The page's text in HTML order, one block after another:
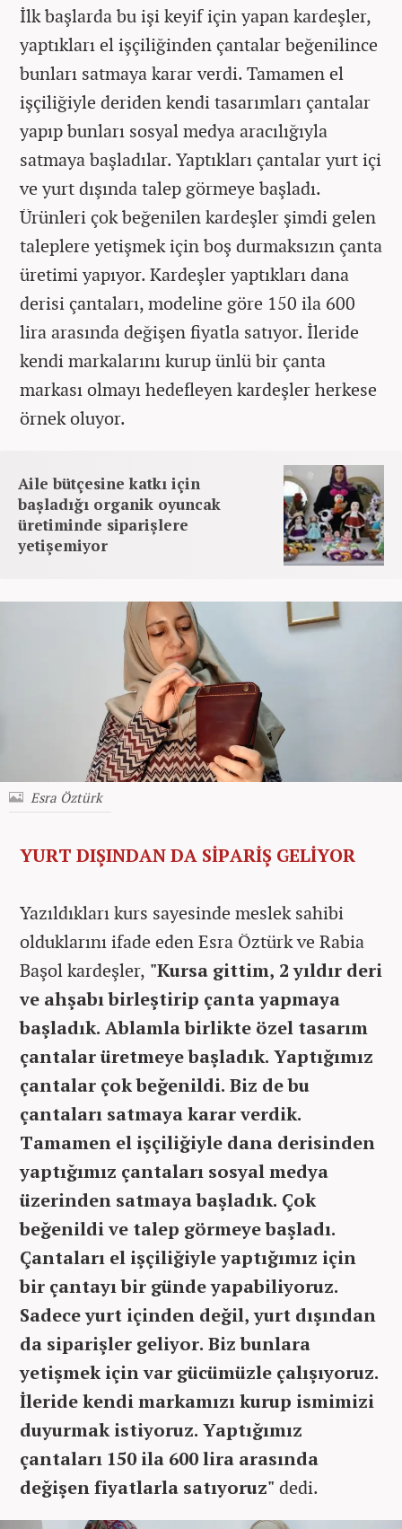
İlk başlarda bu işi keyif için yapan kardeşler,
yaptıkları el işçiliğinden çantalar beğenilince
bunları satmaya karar verdi. Tamamen el
işçiliğiyle deriden kendi tasarımları çantalar
yapıp bunları sosyal medya aracılığıyla
satmaya başladılar. Yaptıkları çantalar yurt içi
ve yurt dışında talep görmeye başladı.
Ürünleri çok beğenilen kardeşler şimdi gelen
taleplere yetişmek için boş durmaksızın çanta
üretimi yapıyor. Kardeşler yaptıkları dana
derisi çantaları, modeline göre 150 ila 600
lira arasında değişen fiyatla satıyor. İleride
kendi markalarını kurup ünlü bir çanta
markası olmayı hedefleyen kardeşler herkese
örnek oluyor.
Aile bütçesine katkı için
başladığı organik oyuncak
üretiminde siparişlere
yetişemiyor
Esra Öztürk
YURT DIŞINDAN DA SİPARİŞ GELİYOR
Yazıldıkları kurs sayesinde meslek sahibi
olduklarını ifade eden Esra Öztürk ve Rabia
Başol kardeşler, "Kursa gittim, 2 yıldır deri
ve ahşabı birleştirip çanta yapmaya
başladık. Ablamla birlikte özel tasarım
çantalar üretmeye başladık. Yaptığımız
çantalar çok beğenildi. Biz de bu
çantaları satmaya karar verdik.
Tamamen el işçiliğiyle dana derisinden
yaptığımız çantaları sosyal medya
üzerinden satmaya başladık. Çok
beğenildi ve talep görmeye başladı.
Çantaları el işçiliğiyle yaptığımız için
bir çantayı bir günde yapabiliyoruz.
Sadece yurt içinden değil, yurt dışından
da siparişler geliyor. Biz bunlara
yetişmek için var gücümüzle çalışıyoruz.
İleride kendi markamızı kurup ismimizi
duyurmak istiyoruz. Yaptığımız
çantaları 150 ila 600 lira arasında
değişen fiyatlarla satıyoruz" dedi.